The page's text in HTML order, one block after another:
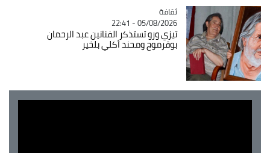
Catégorie
ثقافة
05/08/2026 - 22:41
تيزي وزو تستذكر الفنانين عبد الرحمان
بوقرموح ومحند أكلي بلخير